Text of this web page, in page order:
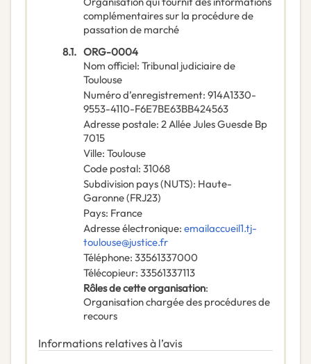
complémentaires sur la procédure de
passation de marché
8.1. ORG-0004
Nom officiel: Tribunal judiciaire de
Toulouse
Numéro d’enregistrement: 914A1330-
9553-4110-F6E7BE63BB424563
Adresse postale: 2 Allée Jules Guesde Bp
7015
Ville: Toulouse
Code postal: 31068
Subdivision pays (NUTS): Haute-
Garonne(FRJ23)
Pays: France
Adresse électronique: emailaccueil1.tj-
toulouse@justice.fr
Téléphone: 33561337000
Télécopieur: 33561337113
Rôles de cette organisation:
Organisation chargée des procédures de
recours
Informations relatives à l’avis